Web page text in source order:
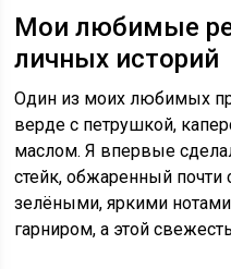
Мои любимые
личных историй
Один из моих любимых
верде с петрушкой,
маслом. Я впервые
стейк, обжаренный почти
зелёными, яркими
гарниром, а этой